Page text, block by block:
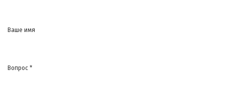
Ваше имя
Вопрос *